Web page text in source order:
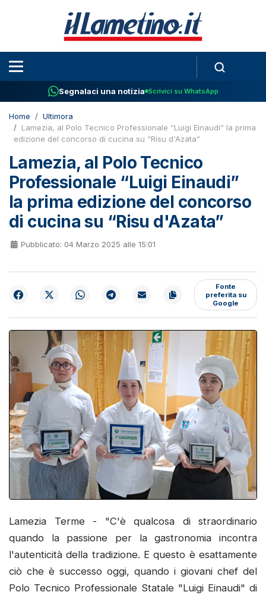
Segnalaci una notizia Scrivici su WhatsApp
Home
Ultimora
Lamezia, al Polo Tecnico Professionale “Luigi Einaudi” la prima
edizione del concorso di cucina su “Risu d'Azata”
Lamezia, al Polo Tecnico
Professionale “Luigi Einaudi”
la prima edizione del concorso
di cucina su “Risu d'Azata”
Pubblicato: 04 Marzo 2025 alle 15:01
Fonte
preferita su
Google
Lamezia Terme - "C'è qualcosa di straordinario
quando la passione per la gastronomia incontra
l'autenticità della tradizione. E questo è esattamente
ciò che è successo oggi, quando i giovani chef del
Polo Tecnico Professionale Statale "Luigi Einaudi" di